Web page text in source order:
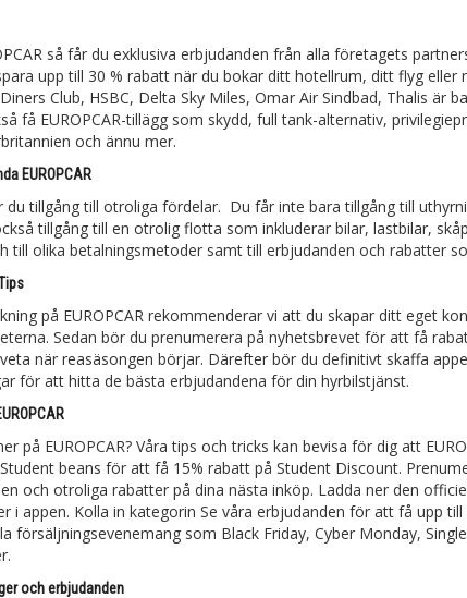
så får du exklusiva erbjudanden från alla företagets
upp till 30 % rabatt när du bokar ditt hotellrum, ditt flyg eller
Club, HSBC, Delta Sky Miles, Omar Air Sindbad, Thalis är
få EUROPCAR-tillägg som skydd, full tank-alternativ,
och ännu mer.
EUROPCAR
du tillgång till otroliga fördelar. Du får inte bara tillgång till
tillgång till en otrolig flotta som inkluderar bilar, lastbilar,
till olika betalningsmetoder samt till erbjudanden och rabatter
på EUROPCAR rekommenderar vi att du skapar ditt eget
Sedan bör du prenumerera på nyhetsbrevet för att få
när reasäsongen börjar. Därefter bör du definitivt skaffa
för att hitta de bästa erbjudandena för din hyrbilstjänst.
på EUROPCAR? Våra tips och tricks kan bevisa för dig att
beans för att få 15% rabatt på Student Discount.
och otroliga rabatter på dina nästa inköp. Ladda ner den
i appen. Kolla in kategorin Se våra erbjudanden för att få upp
försäljningsevenemang som Black Friday, Cyber Monday,
och erbjudanden